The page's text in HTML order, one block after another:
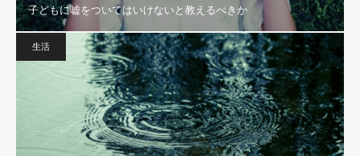
子どもに嘘をついてはいけないと教えるべきか
生活